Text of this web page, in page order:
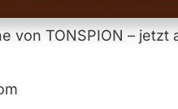
von TONSPION –